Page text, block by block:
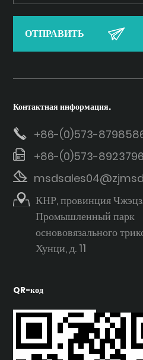
Контактная информация.
+86-(0)573-
+86-(0)573-
КНР, провинция
Промышленный парк
основовязального
Хунци, д. 11
QR-код